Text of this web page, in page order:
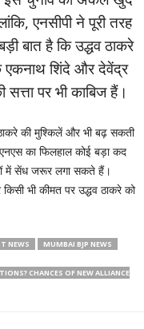
एनसीपी ने पूरी तरह
बात है कि उद्धव ठाकरे
एकनाथ शिंदे और देवेंद्र
पर भी काबिज हैं।
की मुश्किलें और भी बढ़ सकती
का फिलहाल कोई बड़ा कद
में सेंध जरूर लगा सकते हैं।
किसी भी कीमत पर उद्धव ठाकरे को
NEWS
MUMBAI BJP NEWS
CHANCES OF NEW ALLIANCE